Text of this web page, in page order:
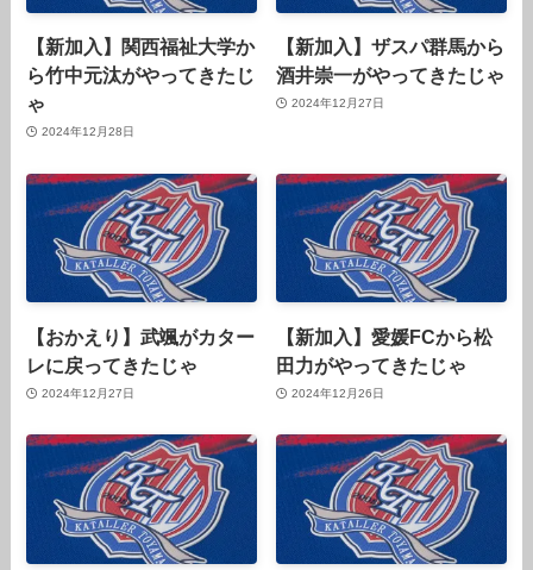
【新加入】関西福祉大学か
ら竹中元汰がやってきたじ
ゃ
2024年12月28日
【新加入】ザスパ群馬から
酒井崇一がやってきたじゃ
2024年12月27日
【おかえり】武颯がカター
レに戻ってきたじゃ
2024年12月27日
【新加入】愛媛FCから松
田力がやってきたじゃ
2024年12月26日